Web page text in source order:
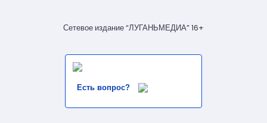
Сетевое издание “ЛУГАНЬМЕДИА” 16+
Есть вопрос?